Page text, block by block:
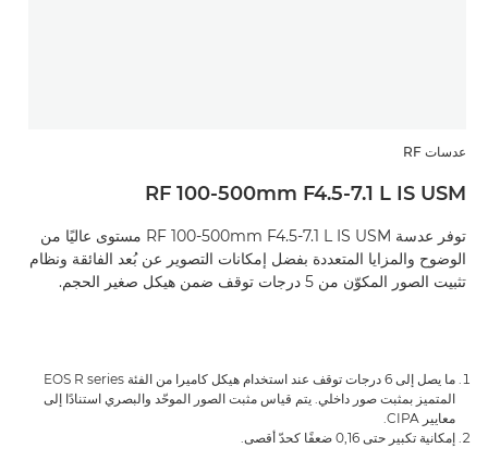
عدسات RF
RF 100-500mm F4.5-7.1 L IS USM
توفر عدسة RF 100-500mm F4.5-7.1 L IS USM مستوى عاليًا من
الوضوح والمزايا المتعددة بفضل إمكانات التصوير عن بُعد الفائقة ونظام
تثبيت الصور المكوّن من 5 درجات توقف ضمن هيكل صغير الحجم.
ما يصل إلى 6 درجات توقف عند استخدام هيكل كاميرا من الفئة EOS R series
المتميز بمثبت صور داخلي. يتم قياس مثبت الصور الموحّد والبصري استنادًا إلى
معايير CIPA.
إمكانية تكبير حتى 0,16 ضعفًا كحدّ أقصى.